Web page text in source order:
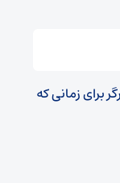
برای زمانی که